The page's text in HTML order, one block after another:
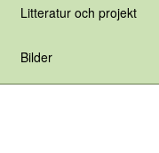
Litteratur och projekt
Bilder